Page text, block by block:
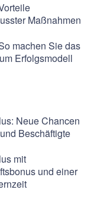
Maßnahmen
machen Sie das
Erfolgsmodell
Neue Chancen
Beschäftigte
mit
und einer